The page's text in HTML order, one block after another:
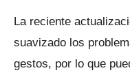
La reciente
suavizado los
gestos, por lo que